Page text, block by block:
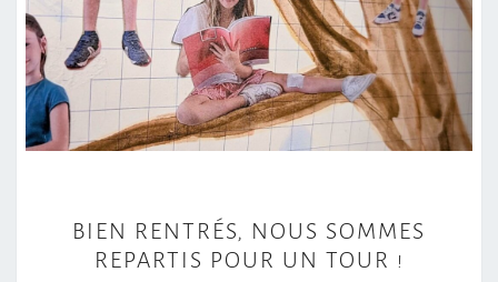
I
E
BIEN RENTRÉS, NOUS SOMMES
REPARTIS POUR UN TOUR !